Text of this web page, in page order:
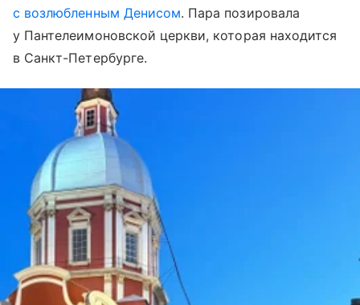
с возлюбленным Денисом. Пара позировала
у Пантелеимоновской церкви, которая находится
в Санкт-Петербурге.